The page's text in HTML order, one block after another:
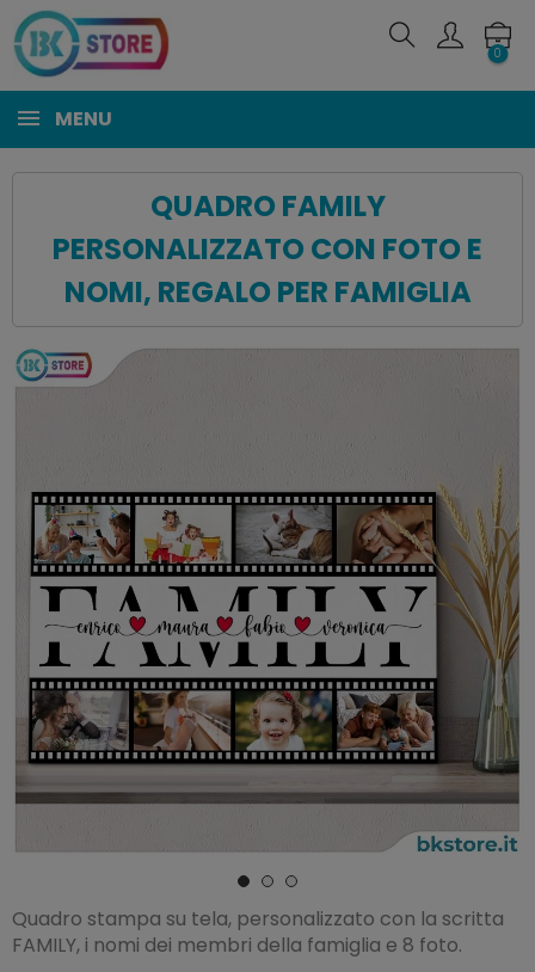
0
MENU
QUADRO FAMILY
PERSONALIZZATO CON FOTO E
NOMI, REGALO PER FAMIGLIA
Quadro stampa su tela, personalizzato con la scritta
FAMILY, i nomi dei membri della famiglia e 8 foto.